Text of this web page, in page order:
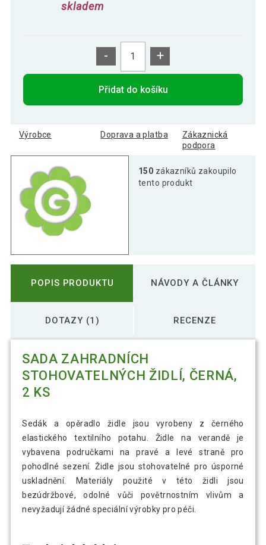
skladem
- +
Přidat do košíku
Výrobce Doprava a platba
Zákaznická
podpora
150 zákazníků zakoupilo
tento produkt
POPIS PRODUKTU NÁVODY A ČLÁNKY
DOTAZY (1) RECENZE
SADA ZAHRADNÍCH
STOHOVATELNÝCH ŽIDLÍ, ČERNÁ,
2 KS
Sedák a opěradlo židle jsou vyrobeny z černého
elastického textilního potahu. Židle na verandě je
vybavena područkami na pravé a levé straně pro
pohodlné sezení. Židle jsou stohovatelné pro úsporné
uskladnění. Materiály použité v této židli jsou
bezúdržbové, odolné vůči povětrnostním vlivům a
nevyžadují žádné speciální výrobky pro péči.